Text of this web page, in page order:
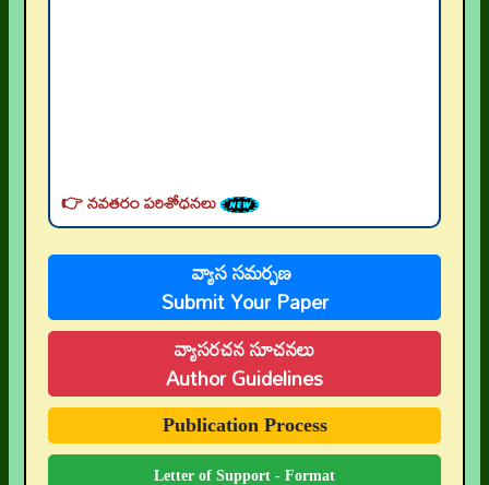
👉 Current Issue
👉 Call for Papers
👉 Author Guidelines
👉 Submit Abstract
👉 Peer-Review Statement
👉 UGC-CARE Coverage
👉 UGC-CARE రద్దు
వ్యాస సమర్పణ
Submit Your Paper
వ్యాసరచన సూచనలు
Author Guidelines
Publication Process
Letter of Support - Format